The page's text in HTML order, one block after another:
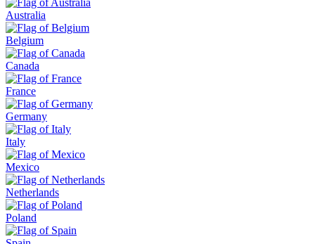
Australia
Belgium
Canada
France
Germany
Italy
Mexico
Netherlands
Poland